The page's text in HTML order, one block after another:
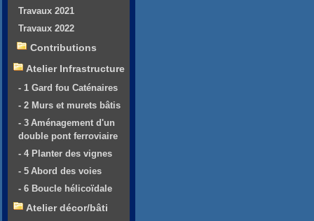
Travaux 2021
Travaux 2022
Contributions
Atelier Infrastructure
- 1 Gard fou Caténaires
- 2 Murs et murets bâtis
- 3 Aménagement d'un
double pont ferroviaire
- 4 Planter des vignes
- 5 Abord des voies
- 6 Boucle hélicoïdale
Atelier décor/bâti